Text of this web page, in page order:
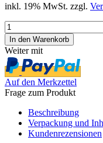
inkl. 19% MwSt. zzgl.
Weiter mit
Auf den Merkzettel
Frage zum Produkt
Beschreibung
Verpackung und
Kundenrezensionen